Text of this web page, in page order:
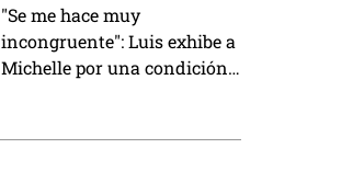
"Se me hace muy
incongruente": Luis exhibe a
Michelle por una condición